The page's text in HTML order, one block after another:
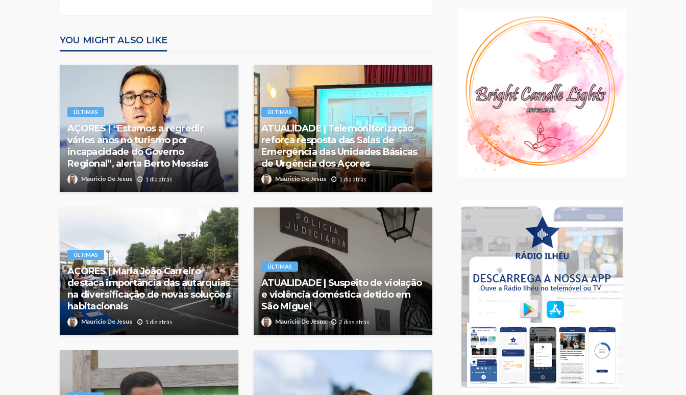
YOU MIGHT ALSO LIKE
ÚLTIMAS
AÇORES | “Estamos a regredir
vários anos no turismo por
incapacidade do Governo
Regional”, alerta Berto Messias
Mauricio De Jesus 1 dia atrás
ÚLTIMAS
ATUALIDADE | Telemonitorização
reforça resposta das Salas de
Emergência das Unidades Básicas
de Urgência dos Açores
Mauricio De Jesus 1 dia atrás
ÚLTIMAS
AÇORES | Maria João Carreiro
destaca importância das autarquias
na diversificação de novas soluções
habitacionais
Mauricio De Jesus 1 dia atrás
ÚLTIMAS
ATUALIDADE | Suspeito de violação
e violência doméstica detido em
São Miguel
Mauricio De Jesus 2 dias atrás